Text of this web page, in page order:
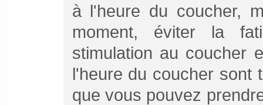
à l'heure du coucher,
moment, éviter la
stimulation au coucher
l'heure du coucher sont
que vous pouvez